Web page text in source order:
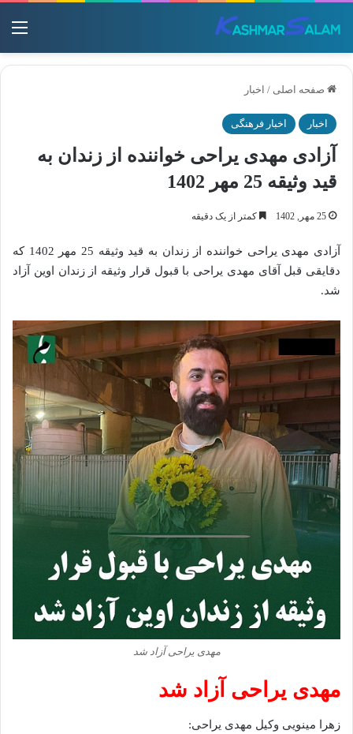
صفحه اصلی / اخبار
اخبار اخبار فرهنگی
آزادی مهدی یراحی خواننده از زندان به
قید وثیقه 25 مهر 1402
25 مهر, 1402 کمتر از یک دقیقه
آزادی مهدی یراحی خواننده از زندان به قید وثیقه 25 مهر 1402 که
دقایقی قبل آقای مهدی یراحی با قبول قرار وثیقه از زندان اوین آزاد
شد.
مهدی یراحی آزاد شد
مهدی یراحی آزاد شد
زهرا مینویی وکیل مهدی یراحی: